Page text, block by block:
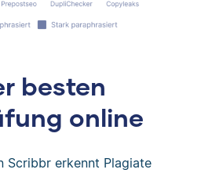
besten
online
Scribbr erkennt Plagiate